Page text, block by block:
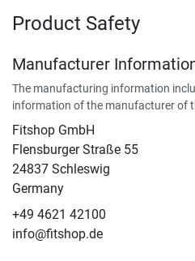
Product Safety
Manufacturer
The manufacturing information
information of the manufacturer of
Fitshop GmbH
Flensburger Straße 55
24837 Schleswig
Germany
+49 4621 42100
info@fitshop.de